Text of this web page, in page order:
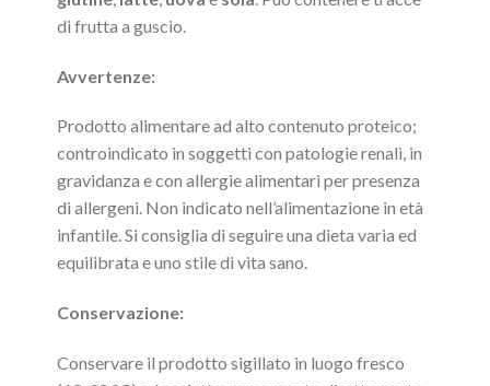
di frutta a guscio.
Avvertenze:
Prodotto alimentare ad alto contenuto proteico;
controindicato in soggetti con patologie renali, in
gravidanza e con allergie alimentari per presenza
di allergeni. Non indicato nell’alimentazione in età
infantile. Si consiglia di seguire una dieta varia ed
equilibrata e uno stile di vita sano.
Conservazione:
Conservare il prodotto sigillato in luogo fresco